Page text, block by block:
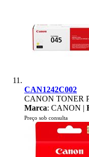
CAN1242C002
CANON TONER
Marca: CANON |
Preço sob consulta